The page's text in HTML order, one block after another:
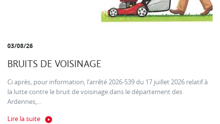
03/08/26
BRUITS DE VOISINAGE
Ci après, pour information, l’arrêté 2026-539 du 17 juillet 2026 relatif à
la lutte contre le bruit de voisinage dans le département des
Ardennes,...
Lire la suite